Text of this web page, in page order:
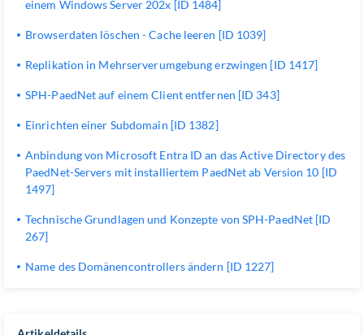
einem Windows Server 202x [ID 1484]
Browserdaten löschen - Cache leeren [ID 1039]
Replikation in Mehrserverumgebung erzwingen [ID 1417]
SPH-PaedNet auf einem Client entfernen [ID 343]
Einrichten einer Subdomain [ID 1382]
Anbindung von Microsoft Entra ID an das Active Directory des
PaedNet-Servers mit installiertem PaedNet ab Version 10 [ID
1497]
Technische Grundlagen und Konzepte von SPH-PaedNet [ID
267]
Name des Domänencontrollers ändern [ID 1227]